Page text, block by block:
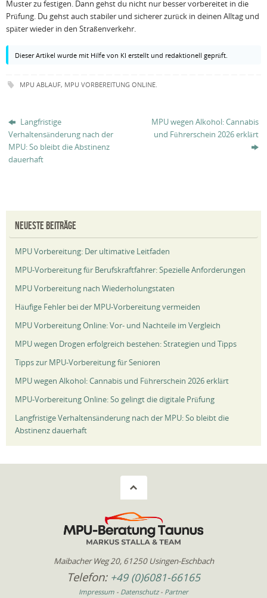
Muster zu festigen. Dann gehst du nicht nur besser vorbereitet in die
Prüfung. Du gehst auch stabiler und sicherer zurück in deinen Alltag und
später wieder in den Straßenverkehr.
Dieser Artikel wurde mit Hilfe von KI erstellt und redaktionell geprüft.
MPU ABLAUF, MPU VORBEREITUNG ONLINE.
Langfristige
Verhaltensänderung nach der
MPU: So bleibt die Abstinenz
dauerhaft
MPU wegen Alkohol: Cannabis
und Führerschein 2026 erklärt
NEUESTE BEITRÄGE
MPU Vorbereitung: Der ultimative Leitfaden
MPU-Vorbereitung für Berufskraftfahrer: Spezielle Anforderungen
MPU Vorbereitung nach Wiederholungstaten
Häufige Fehler bei der MPU-Vorbereitung vermeiden
MPU Vorbereitung Online: Vor- und Nachteile im Vergleich
MPU wegen Drogen erfolgreich bestehen: Strategien und Tipps
Tipps zur MPU-Vorbereitung für Senioren
MPU wegen Alkohol: Cannabis und Führerschein 2026 erklärt
MPU-Vorbereitung Online: So gelingt die digitale Prüfung
Langfristige Verhaltensänderung nach der MPU: So bleibt die
Abstinenz dauerhaft
Maibacher Weg 20, 61250 Usingen-Eschbach
Telefon: +49 (0)6081-66165
Impressum - Datenschutz- Partner